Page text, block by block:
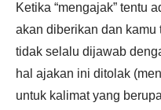
Ketika “mengajak” tentu
akan diberikan dan
tidak selalu dijawab
hal ajakan ini ditolak
untuk kalimat yang